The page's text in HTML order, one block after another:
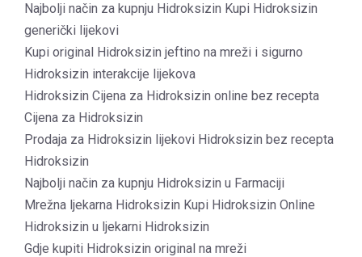
Najbolji način za kupnju Hidroksizin Kupi Hidroksizin
generički lijekovi
Kupi original Hidroksizin jeftino na mreži i sigurno
Hidroksizin interakcije lijekova
Hidroksizin Cijena za Hidroksizin online bez recepta
Cijena za Hidroksizin
Prodaja za Hidroksizin lijekovi Hidroksizin bez recepta
Hidroksizin
Najbolji način za kupnju Hidroksizin u Farmaciji
Mrežna ljekarna Hidroksizin Kupi Hidroksizin Online
Hidroksizin u ljekarni Hidroksizin
Gdje kupiti Hidroksizin original na mreži